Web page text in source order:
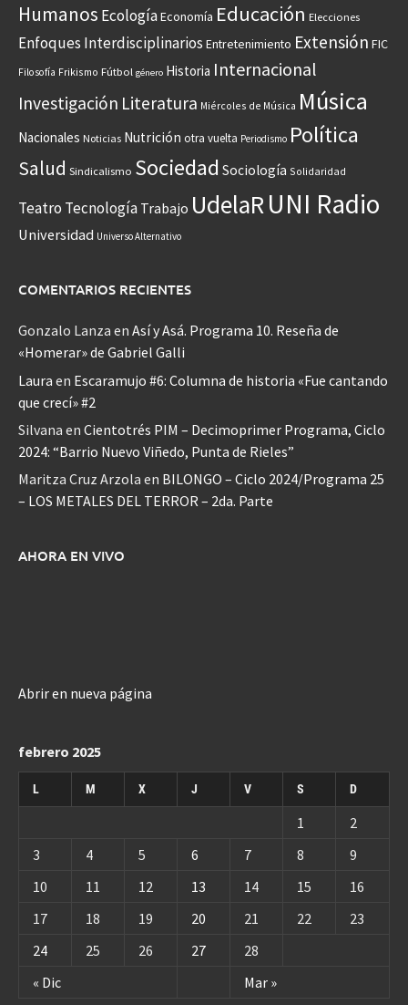
Humanos EcologíaEconomía Educación Elecciones
Enfoques Interdisciplinarios Entretenimiento Extensión FIC
Filosofía Frikismo Fútbol género Historia Internacional
Investigación Literatura Miércoles de Música Música
Nacionales Noticias Nutrición otra vuelta Periodismo Política
Salud Sindicalismo Sociedad Sociología Solidaridad
Teatro Tecnología Trabajo UdelaRUNI Radio
Universidad Universo Alternativo
COMENTARIOS RECIENTES
Gonzalo Lanza en Así y Asá. Programa 10. Reseña de
«Homerar» de Gabriel Galli
Laura en Escaramujo #6: Columna de historia «Fue cantando
que crecí» #2
Silvana en Cientotrés PIM – Decimoprimer Programa, Ciclo
2024: “Barrio Nuevo Viñedo, Punta de Rieles”
Maritza Cruz Arzola en BILONGO – Ciclo 2024/Programa 25
– LOS METALES DEL TERROR – 2da. Parte
AHORA EN VIVO
Abrir en nueva página
febrero 2025
L M X J V S D
« Dic Mar »
1
2
3
4 5 6 7 8
9
10
11 12 13 14 15
16
17
18 19 20 21 22
23
24
25 26 27 28